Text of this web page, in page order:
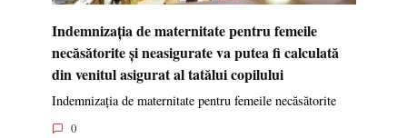
Indemnizația de maternitate pentru femeile
necăsătorite și neasigurate va putea fi calculată
din venitul asigurat al tatălui copilului
Indemnizația de maternitate pentru femeile necăsătorite
0